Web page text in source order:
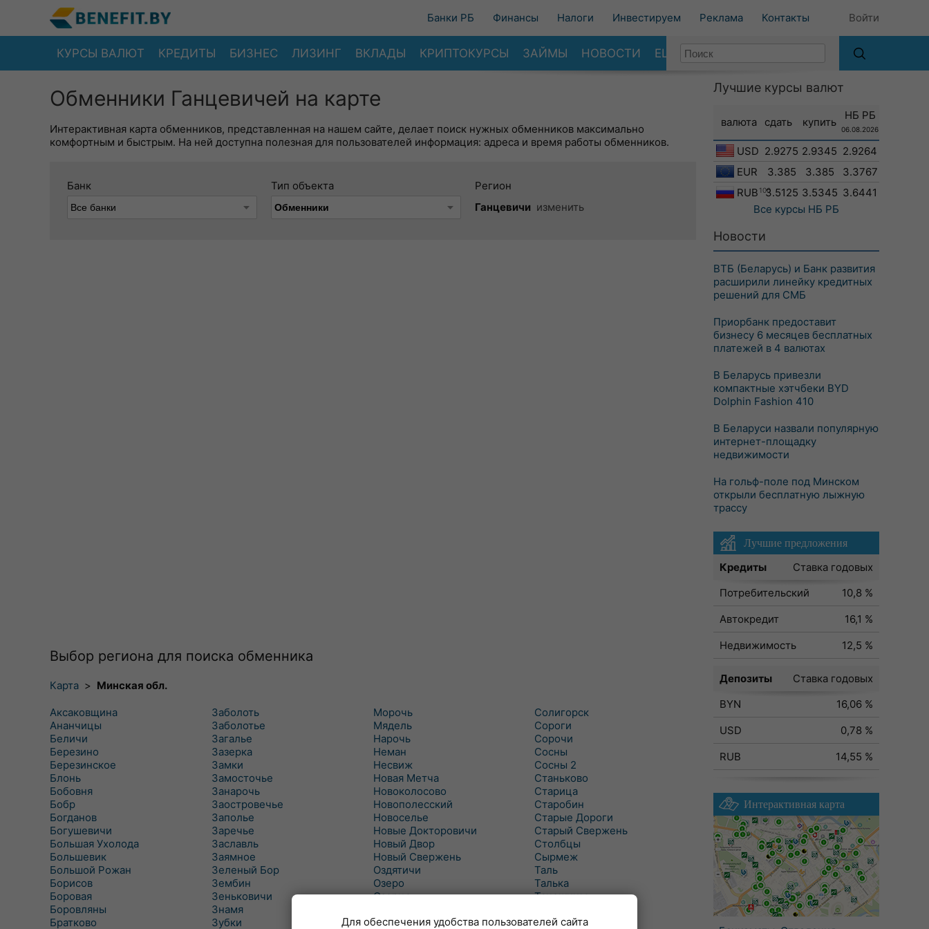
Банки РБ Финансы Налоги Инвестируем Реклама Контакты Войти
КУРСЫ ВАЛЮТ КРЕДИТЫ БИЗНЕС ЛИЗИНГ ВКЛАДЫ КРИПТОКУРСЫ ЗАЙМЫ НОВОСТИ ЕЩЕ
Обменники Ганцевичей на карте
Интерактивная карта обменников, представленная на нашем сайте, делает поиск нужных обменников максимально
комфортным и быстрым. На ней доступна полезная для пользователей информация: адреса и время работы обменников.
Банк Тип объекта
Регион
Ганцевичи изменить
Выбор региона для поиска обменника
Карта > Минская обл.
Аксаковщина
Ананчицы
Беличи
Березино
Березинское
Блонь
Бобовня
Бобр
Богданов
Богушевичи
Большая Ухолода
Большевик
Большой Рожан
Борисов
Боровая
Боровляны
Братково
Заболоть
Заболотье
Загалье
Зазерка
Замки
Замосточье
Занарочь
Заостровечье
Заполье
Заречье
Заславль
Заямное
Зеленый Бор
Зембин
Зеньковичи
Знамя
Зубки
Морочь
Мядель
Нарочь
Неман
Несвиж
Новая Метча
Новоколосово
Новополесский
Новоселье
Новые Докторовичи
Новый Двор
Новый Свержень
Оздятичи
Озеро
Озерцо
Октябрь
Солигорск
Сороги
Сорочи
Сосны
Сосны 2
Станьково
Старица
Старобин
Старые Дороги
Старый Свержень
Столбцы
Сырмеж
Таль
Талька
Танежицы
Турец-Бояры
Лучшие курсы валют
валюта сдать купить
НБ РБ
06.08.2026
USD 2.9275 2.9345 2.9264
EUR
3.385 3.385
3.3767
RUB 1003.5125 3.5345 3.6441
Все курсы НБ РБ
Новости
ВТБ (Беларусь) и Банк развития
расширили линейку кредитных
решений для СМБ
Приорбанк предоставит
бизнесу 6 месяцев бесплатных
платежей в 4 валютах
В Беларусь привезли
компактные хэтчбеки BYD
Dolphin Fashion 410
В Беларуси назвали популярную
интернет-площадку
недвижимости
На гольф-поле под Минском
открыли бесплатную лыжную
трассу
Лучшие предложения
Кредиты
Ставка годовых
Потребительский
10,8 %
Автокредит
16,1 %
Недвижимость
12,5 %
Депозиты
Ставка годовых
BYN
16,06 %
USD
0,78 %
RUB
14,55 %
Интерактивная карта
Для обеспечения удобства пользователей сайта